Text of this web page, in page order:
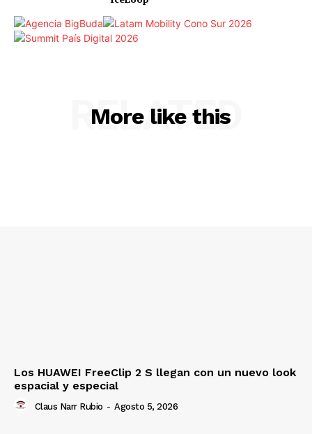
More like this
RELATED
Los HUAWEI FreeClip 2 S llegan con un nuevo look
espacial y especial
Claus Narr Rubio - Agosto 5, 2026